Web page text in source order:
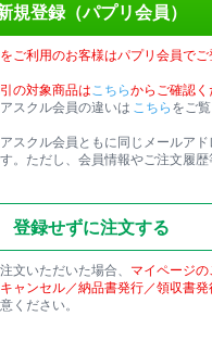
規登録（パプリ会員）
ご利用のお客様はパプリ会員でご
の対象商品はこちらからご確認く
スクル会員の違いは こちら をご
スクル会員ともに同じメールア
。ただし、会員情報やご注文履
登録せずに注文する
文いただいた場合、 マイページ
ャンセル／納品書発行／領収書発
ください。